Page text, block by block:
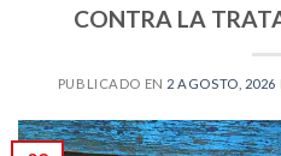
CONTRA LA
PUBLICADO EN 2 AGOSTO, 2026